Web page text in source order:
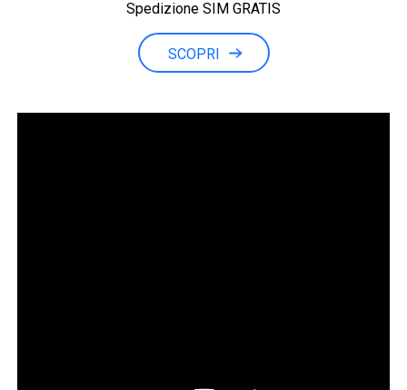
Minuti illimitati
Spedizione SIM GRATIS
SCOPRI